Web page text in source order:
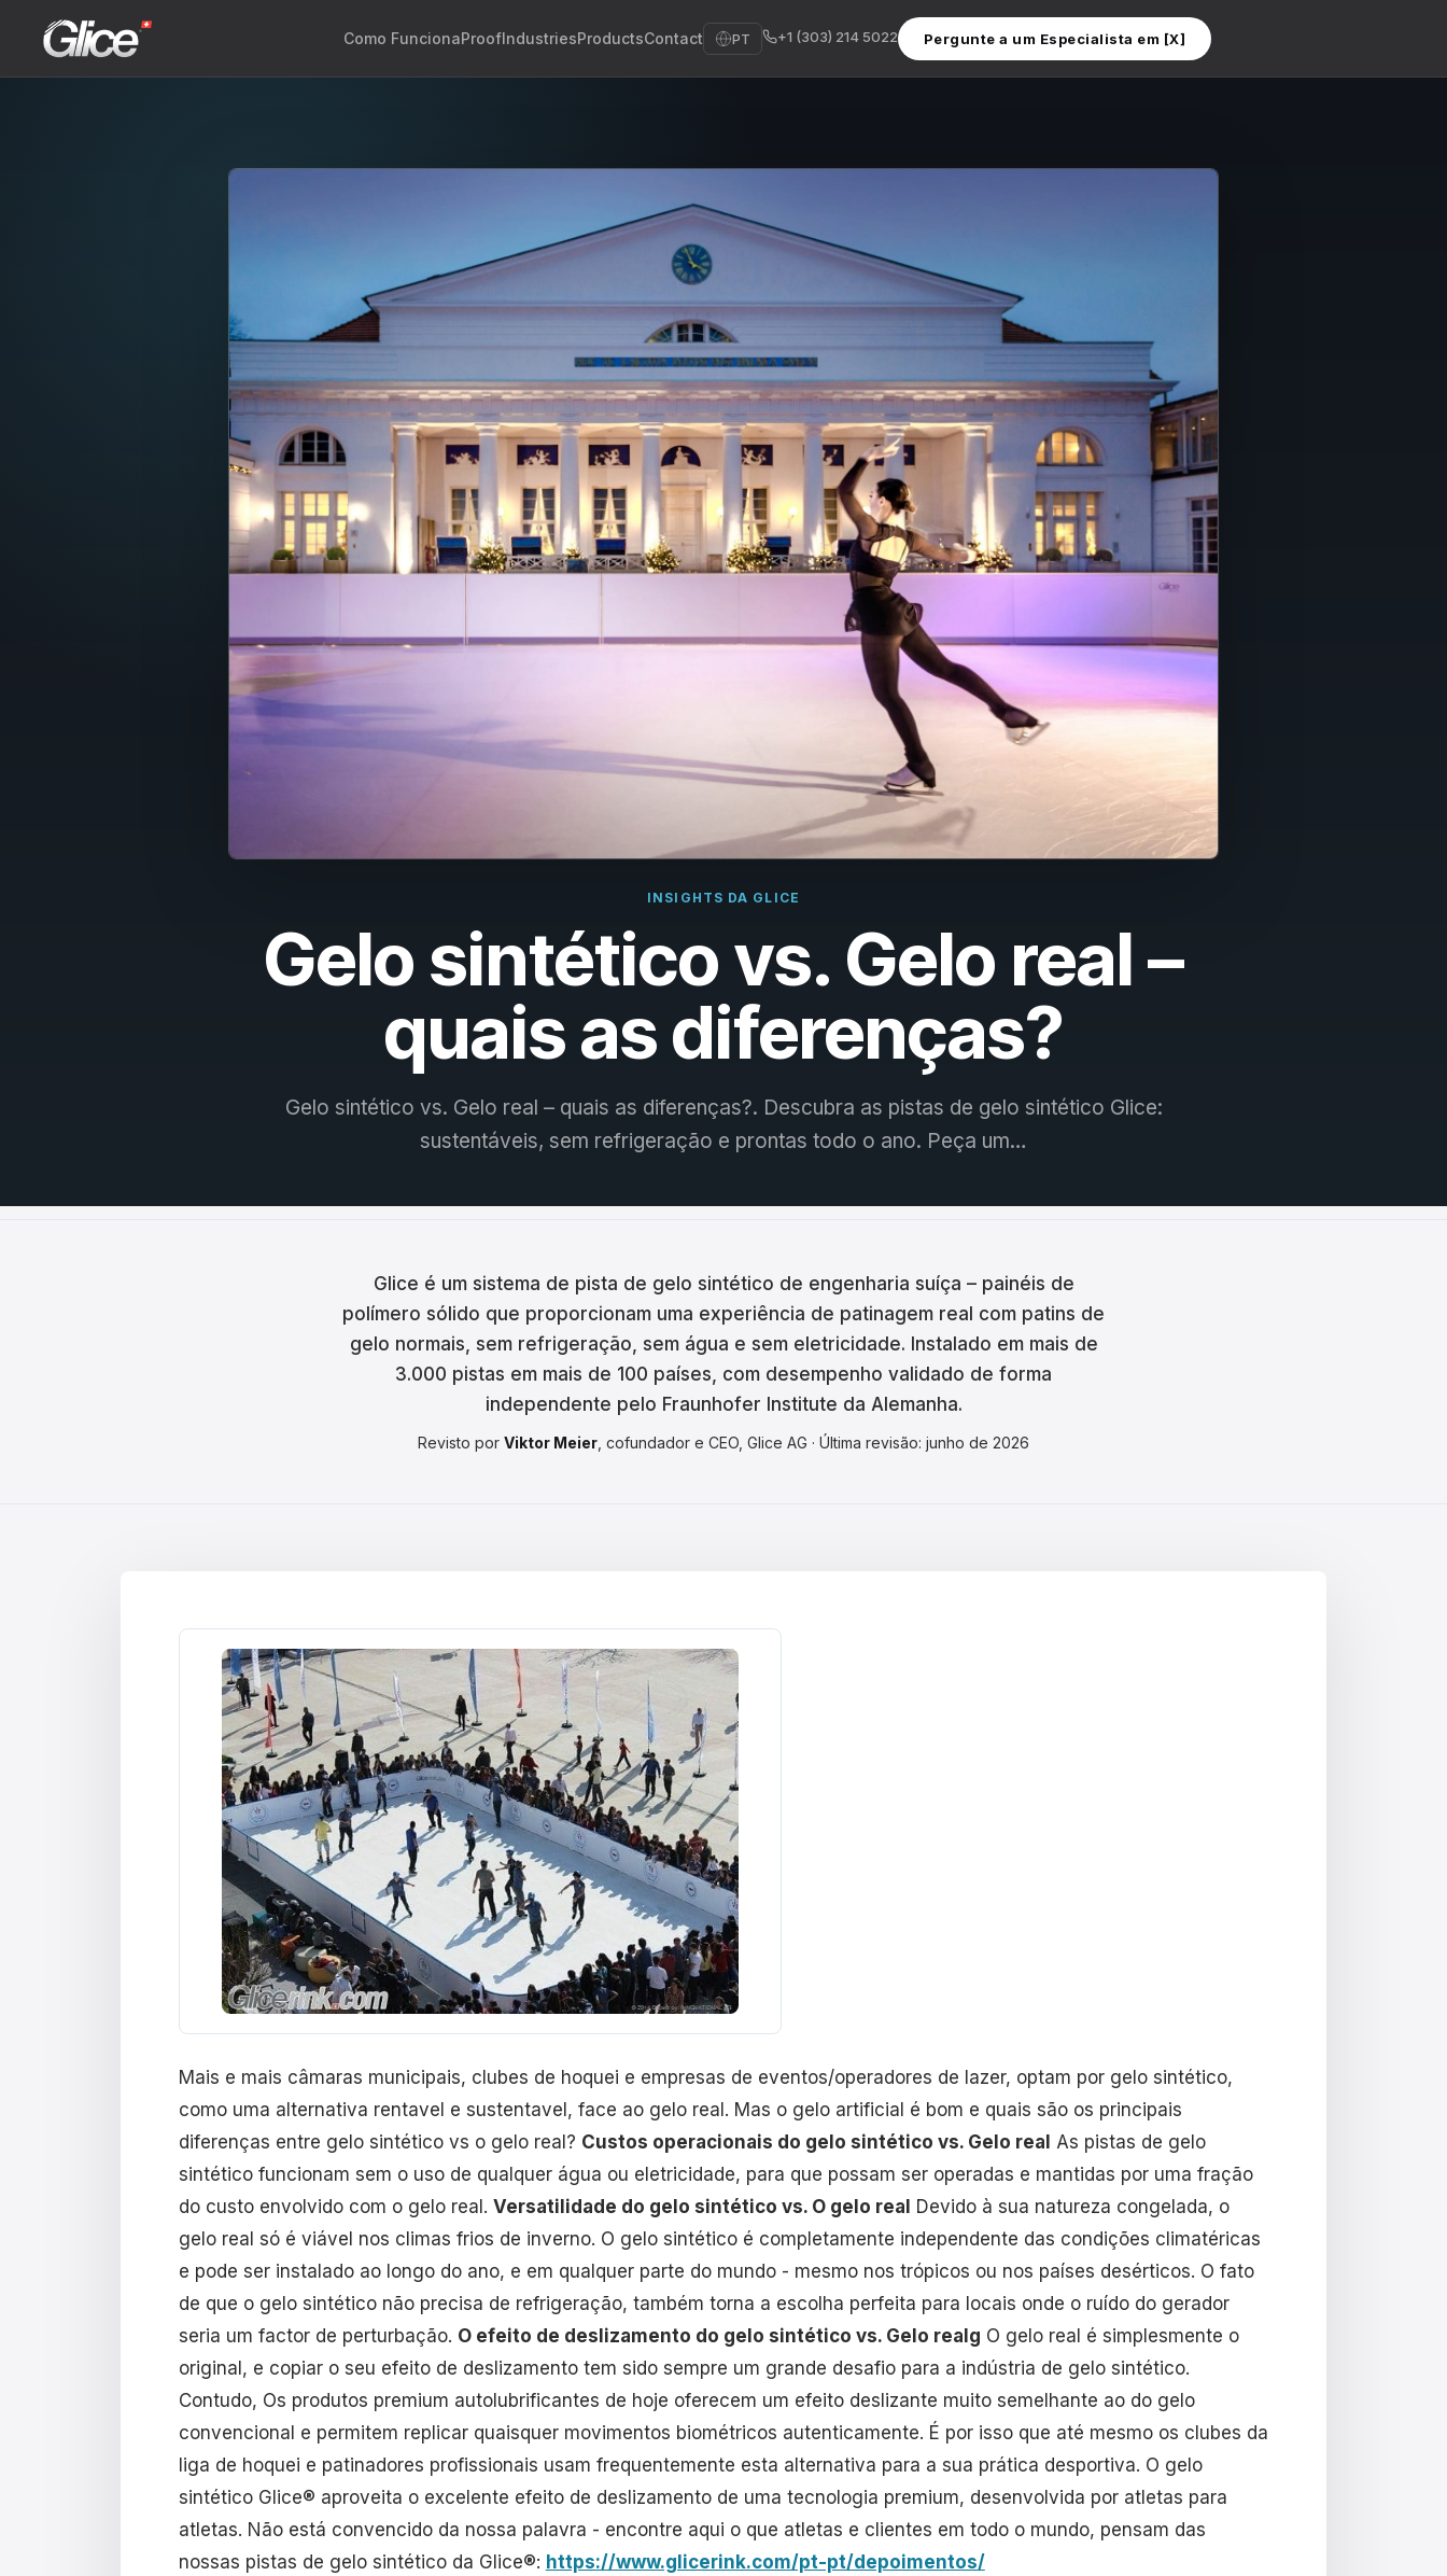
Como FuncionaProofIndustriesProductsContact PT +1 (303) 214 5022 Pergunte a um Especialista em [X]
English
Deutsch
Français
Nederlands
Español
Dansk
Polski
Čeština
Magyar
Română
한국어
Русский
Slovenčina
Türkçe
العربية
INSIGHTS DA GLICE
Gelo sintético vs. Gelo real –
quais as diferenças?
Gelo sintético vs. Gelo real – quais as diferenças?. Descubra as pistas de gelo sintético Glice:
sustentáveis, sem refrigeração e prontas todo o ano. Peça um…
Glice é um sistema de pista de gelo sintético de engenharia suíça – painéis de
polímero sólido que proporcionam uma experiência de patinagem real com patins de
gelo normais, sem refrigeração, sem água e sem eletricidade. Instalado em mais de
3.000 pistas em mais de 100 países, com desempenho validado de forma
independente pelo Fraunhofer Institute da Alemanha.
Revisto por Viktor Meier , cofundador e CEO, Glice AG · Última revisão: junho de 2026
Mais e mais câmaras municipais, clubes de hoquei e empresas de eventos/operadores de lazer, optam por gelo sintético,
como uma alternativa rentavel e sustentavel, face ao gelo real. Mas o gelo artificial é bom e quais são os principais
diferenças entre gelo sintético vs o gelo real? Custos operacionais do gelo sintético vs. Gelo real As pistas de gelo
sintético funcionam sem o uso de qualquer água ou eletricidade, para que possam ser operadas e mantidas por uma fração
do custo envolvido com o gelo real. Versatilidade do gelo sintético vs. O gelo real
Devido à sua natureza congelada, o
gelo real só é viável nos climas frios de inverno. O gelo sintético é completamente independente das condições climatéricas
e pode ser instalado ao longo do ano, e em qualquer parte do mundo - mesmo nos trópicos ou nos países desérticos. O fato
de que o gelo sintético não precisa de refrigeração, também torna a escolha perfeita para locais onde o ruído do gerador
seria um factor de perturbação. O efeito de deslizamento do gelo sintético vs. Gelo realg O gelo real é simplesmente o
original, e copiar o seu efeito de deslizamento tem sido sempre um grande desafio para a indústria de gelo sintético.
Contudo, Os produtos premium autolubrificantes de hoje oferecem um efeito deslizante muito semelhante ao do gelo
convencional e permitem replicar quaisquer movimentos biométricos autenticamente. É por isso que até mesmo os clubes da
liga de hoquei e patinadores profissionais usam frequentemente esta alternativa para a sua prática desportiva. O gelo
sintético Glice® aproveita o excelente efeito de deslizamento de uma tecnologia premium, desenvolvida por atletas para
atletas. Não está convencido da nossa palavra - encontre aqui o que atletas e clientes em todo o mundo, pensam das
nossas pistas de gelo sintético da Glice®: https://www.glicerink.com/pt-pt/depoimentos/